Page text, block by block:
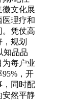
徽文化展
医理疗和
。凭仗高
规划
知品品
为每户业
，开
，同时配
安然平静